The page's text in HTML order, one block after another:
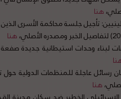
هنا
تأجيل جلسة محاكمة الأسرى
هنا
هنا